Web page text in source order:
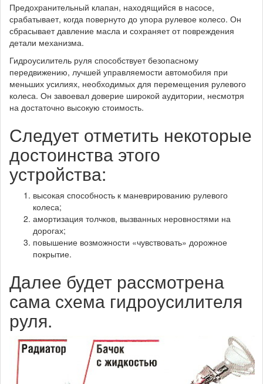
Предохранительный клапан, находящийся в насосе,
срабатывает, когда повернуто до упора рулевое колесо. Он
сбрасывает давление масла и сохраняет от повреждения
детали механизма.
Гидроусилитель руля способствует безопасному
передвижению, лучшей управляемости автомобиля при
меньших усилиях, необходимых для перемещения рулевого
колеса. Он завоевал доверие широкой аудитории, несмотря
на достаточно высокую стоимость.
Следует отметить некоторые
достоинства этого
устройства:
высокая способность к маневрированию рулевого
колеса;
амортизация толчков, вызванных неровностями на
дорогах;
повышение возможности «чувствовать» дорожное
покрытие.
Далее будет рассмотрена
сама схема гидроусилителя
руля.